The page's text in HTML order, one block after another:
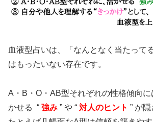
血液型占いは、「なんとなく当たって
はもったいない存在です。
A・B・O・AB型それぞれの性格傾向
かせる “ 強み ” や “ 対人のヒント ” が